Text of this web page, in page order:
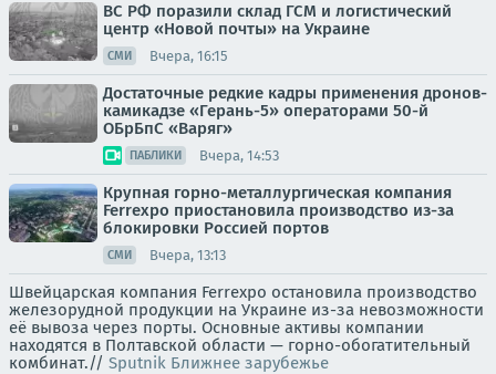
ВС РФ поразили склад ГСМ и логистический
центр «Новой почты» на Украине
СМИ Вчера, 16:15
Достаточные редкие кадры применения дронов-
камикадзе «Герань-5» операторами 50-й
ОБрБпС «Варяг»
ПАБЛИКИ Вчера, 14:53
Крупная горно-металлургическая компания
Ferrexpo приостановила производство из-за
блокировки Россией портов
СМИ Вчера, 13:13
Швейцарская компания Ferrexpo остановила производство
железорудной продукции на Украине из-за невозможности
её вывоза через порты. Основные активы компании
находятся в Полтавской области — горно-обогатительный
комбинат.// Sputnik Ближнее зарубежье